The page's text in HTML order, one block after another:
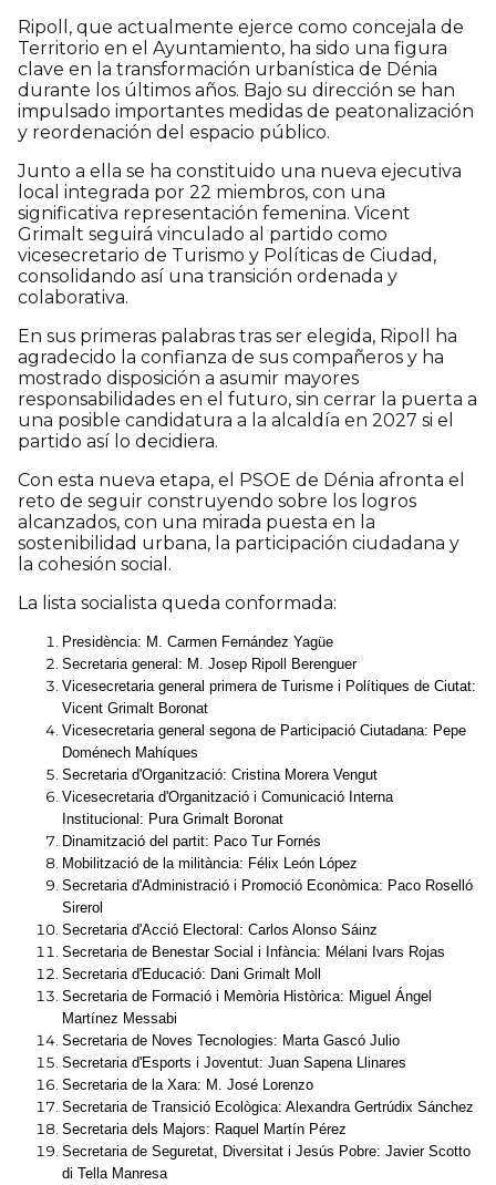
Ripoll, que actualmente ejerce como concejala de
Territorio en el Ayuntamiento, ha sido una figura
clave en la transformación urbanística de Dénia
durante los últimos años. Bajo su dirección se han
impulsado importantes medidas de peatonalización
y reordenación del espacio público.
Junto a ella se ha constituido una nueva ejecutiva
local integrada por 22 miembros, con una
significativa representación femenina. Vicent
Grimalt seguirá vinculado al partido como
vicesecretario de Turismo y Políticas de Ciudad,
consolidando así una transición ordenada y
colaborativa.
En sus primeras palabras tras ser elegida, Ripoll ha
agradecido la confianza de sus compañeros y ha
mostrado disposición a asumir mayores
responsabilidades en el futuro, sin cerrar la puerta a
una posible candidatura a la alcaldía en 2027 si el
partido así lo decidiera.
Con esta nueva etapa, el PSOE de Dénia afronta el
reto de seguir construyendo sobre los logros
alcanzados, con una mirada puesta en la
sostenibilidad urbana, la participación ciudadana y
la cohesión social.
La lista socialista queda conformada:
Presidència: M. Carmen Fernández Yagüe
Secretaria general: M. Josep Ripoll Berenguer
Vicesecretaria general primera de Turisme i Polítiques de Ciutat:
Vicent Grimalt Boronat
Vicesecretaria general segona de Participació Ciutadana: Pepe
Doménech Mahíques
Secretaria d'Organització: Cristina Morera Vengut
Vicesecretaria d'Organització i Comunicació Interna
Institucional: Pura Grimalt Boronat
Dinamització del partit: Paco Tur Fornés
Mobilització de la militància: Félix León López
Secretaria d'Administració i Promoció Econòmica: Paco Roselló
Sirerol
Secretaria d'Acció Electoral: Carlos Alonso Sáinz
Secretaria de Benestar Social i Infància: Mélani Ivars Rojas
Secretaria d'Educació: Dani Grimalt Moll
Secretaria de Formació i Memòria Històrica: Miguel Ángel
Martínez Messabi
Secretaria de Noves Tecnologies: Marta Gascó Julio
Secretaria d'Esports i Joventut: Juan Sapena Llinares
Secretaria de la Xara: M. José Lorenzo
Secretaria de Transició Ecològica: Alexandra Gertrúdix Sánchez
Secretaria dels Majors: Raquel Martín Pérez
Secretaria de Seguretat, Diversitat i Jesús Pobre: Javier Scotto
di Tella Manresa